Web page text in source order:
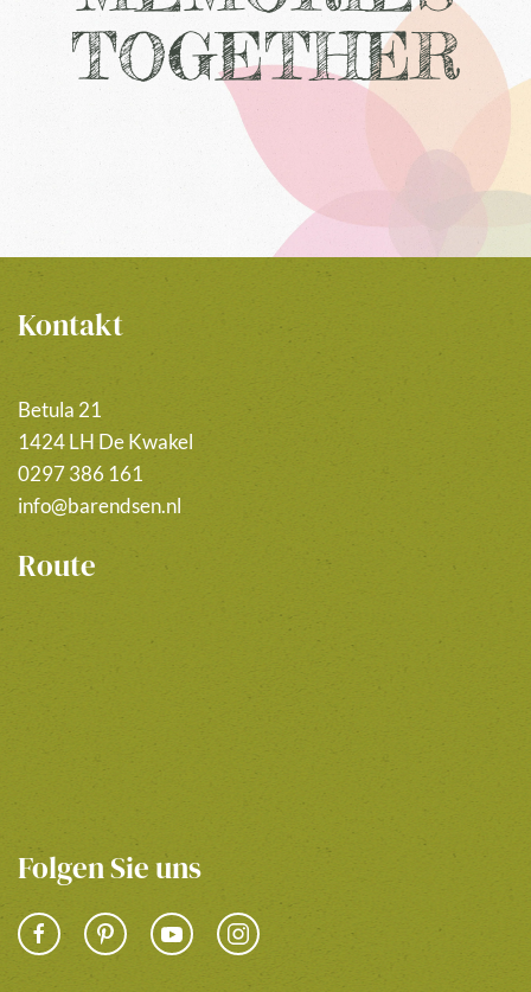
TOGETHER
Kontakt
Betula 21
1424 LH De Kwakel
0297 386 161
info@barendsen.nl
Route
Folgen Sie uns